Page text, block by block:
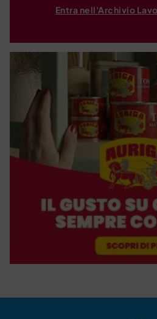
Entra nell'Archivio